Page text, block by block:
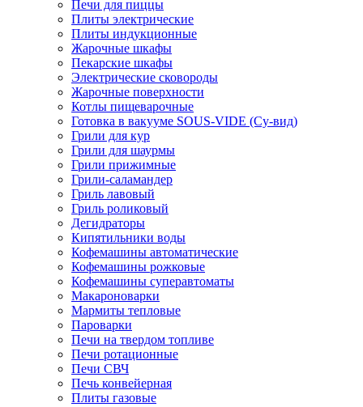
Печи для пиццы
Плиты электрические
Плиты индукционные
Жарочные шкафы
Пекарские шкафы
Электрические сковороды
Жарочные поверхности
Котлы пищеварочные
Готовка в вакууме SOUS-VIDE (Су-вид)
Грили для кур
Грили для шаурмы
Грили прижимные
Грили-саламандер
Гриль лавовый
Гриль роликовый
Дегидраторы
Кипятильники воды
Кофемашины автоматические
Кофемашины рожковые
Кофемашины суперавтоматы
Макароноварки
Мармиты тепловые
Пароварки
Печи на твердом топливе
Печи ротационные
Печи СВЧ
Печь конвейерная
Плиты газовые